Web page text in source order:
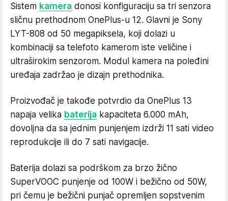
Sistem kamera donosi konfiguraciju sa tri senzora
sličnu prethodnom OnePlus-u 12. Glavni je Sony
LYT-808 od 50 megapiksela, koji dolazi u
kombinaciji sa telefoto kamerom iste veličine i
ultraširokim senzorom. Modul kamera na poleđini
uređaja zadržao je dizajn prethodnika.
Proizvođač je takođe potvrdio da OnePlus 13
napaja velika baterija kapaciteta 6.000 mAh,
dovoljna da sa jednim punjenjem izdrži 11 sati video
reprodukcije ili do 7 sati navigacije.
Baterija dolazi sa podrškom za brzo žično
SuperVOOC punjenje od 100W i bežično od 50W,
pri čemu je bežični punjač opremljen sopstvenim